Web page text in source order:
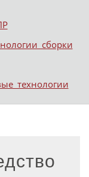
сборки
технологии